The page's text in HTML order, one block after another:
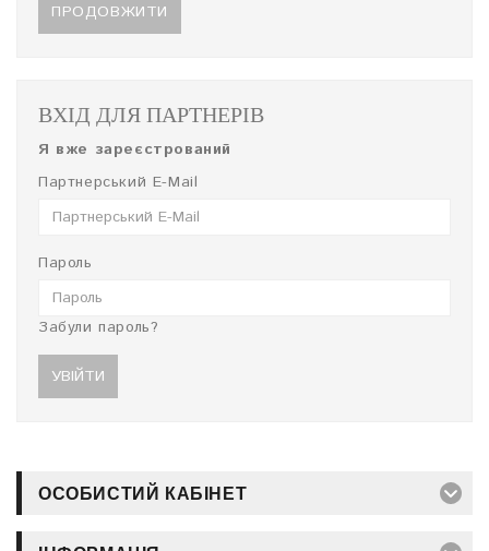
ПРОДОВЖИТИ
ВХІД ДЛЯ ПАРТНЕРІВ
Я вже зареєстрований
Партнерський E-Mail
Пароль
Забули пароль?
ОСОБИСТИЙ КАБІНЕТ